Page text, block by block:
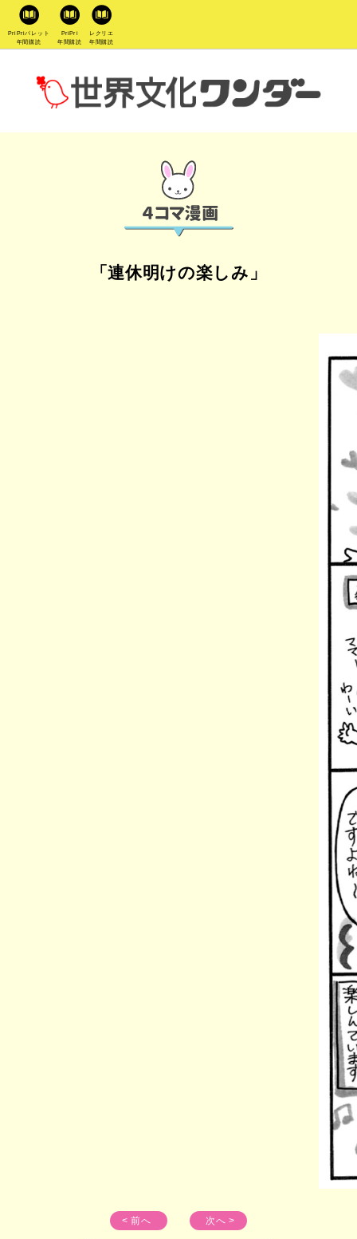
PriPriパレット
年間購読
PriPri
年間購読
レクリエ
年間購読
「連休明けの楽しみ」
< 前へ 次へ >